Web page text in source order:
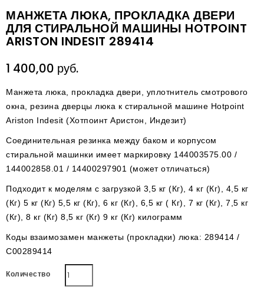
МАНЖЕТА ЛЮКА, ПРОКЛАДКА ДВЕРИ
ДЛЯ СТИРАЛЬНОЙ МАШИНЫ HOTPOINT
ARISTON INDESIT 289414
1 400,00 руб.
Манжета люка, прокладка двери, уплотнитель смотрового
окна, резина дверцы люка к стиральной машине Hotpoint
Ariston Indesit (Хотпоинт Аристон, Индезит)
Соединительная резинка между баком и корпусом
стиральной машинки имеет маркировку 144003575.00 /
144002858.01 / 14400297901 (может отличаться)
Подходит к моделям с загрузкой 3,5 кг (Кг), 4 кг (Кг), 4,5 кг
(Кг) 5 кг (Кг) 5,5 кг (Кг), 6 кг (Кг), 6,5 кг ( Кг), 7 кг (Кг), 7,5 кг
(Кг), 8 кг (Кг) 8,5 кг (Кг) 9 кг (Кг) килограмм
Коды взаимозамен манжеты (прокладки) люка: 289414 /
C00289414
Количество